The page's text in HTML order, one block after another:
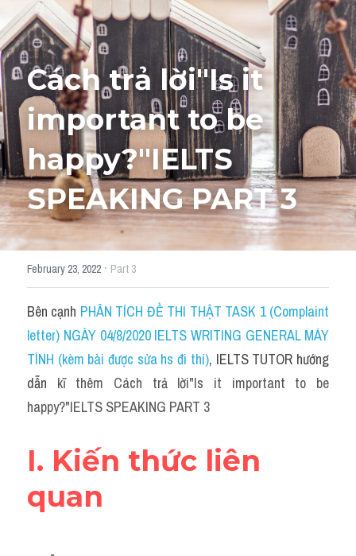
HỌC THỬ
Cách trả lời"Is it
important to be
happy?"IELTS
SPEAKING PART 3
February 23, 2022 · Part 3
Bên cạnh PHÂN TÍCH ĐỀ THI THẬT TASK 1 (Complaint
letter) NGÀY 04/8/2020 IELTS WRITING GENERAL MÁY
TÍNH (kèm bài được sửa hs đi thi), IELTS TUTOR hướng
dẫn kĩ thêm Cách trả lời"Is it important to be
happy?"IELTS SPEAKING PART 3
I. Kiến thức liên
quan